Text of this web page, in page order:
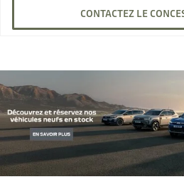
CONTACTEZ LE